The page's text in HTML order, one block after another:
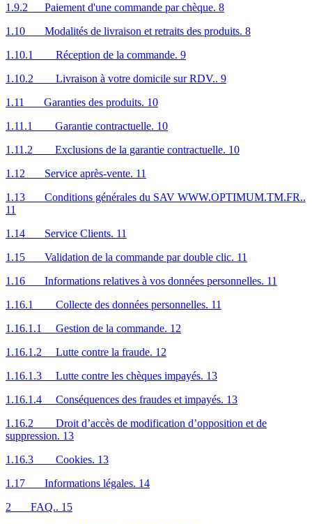
1.9.2 Paiement d'une commande par chèque. 8
1.10 Modalités de livraison et retraits des produits. 8
1.10.1 Réception de la commande. 9
1.10.2 Livraison à votre domicile sur RDV.. 9
1.11 Garanties des produits. 10
1.11.1 Garantie contractuelle. 10
1.11.2 Exclusions de la garantie contractuelle. 10
1.12 Service après-vente. 11
1.13 Conditions générales du SAV WWW.OPTIMUM.TM.FR..
11
1.14 Service Clients. 11
1.15 Validation de la commande par double clic. 11
1.16 Informations relatives à vos données personnelles. 11
1.16.1 Collecte des données personnelles. 11
1.16.1.1 Gestion de la commande. 12
1.16.1.2 Lutte contre la fraude. 12
1.16.1.3 Lutte contre les chèques impayés. 13
1.16.1.4 Conséquences des fraudes et impayés. 13
1.16.2 Droit d’accès de modification d’opposition et de
suppression. 13
1.16.3 Cookies. 13
1.17 Informations légales. 14
2 FAQ.. 15